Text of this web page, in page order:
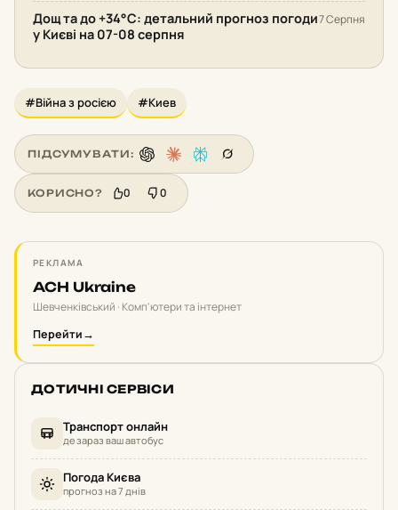
Дощ та до +34°С: детальний прогноз погоди
у Києві на 07-08 серпня
7 Серпня
#Війна з росією #Киев
ПІДСУМУВАТИ:
КОРИСНО? 0 0
РЕКЛАМА
ACH Ukraine
Шевченківський · Комп'ютери та інтернет
Перейти→
ДОТИЧНІ СЕРВІСИ
Транспорт онлайн
де зараз ваш автобус
Погода Києва
прогноз на 7 днів